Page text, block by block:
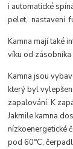
i automatické
pelet, nastavení
Kamna mají také
víku od zásobníka
Kamna jsou
který byl
zapalování. K
Jakmile kamna
nízkoenergetické
pod 60°C,